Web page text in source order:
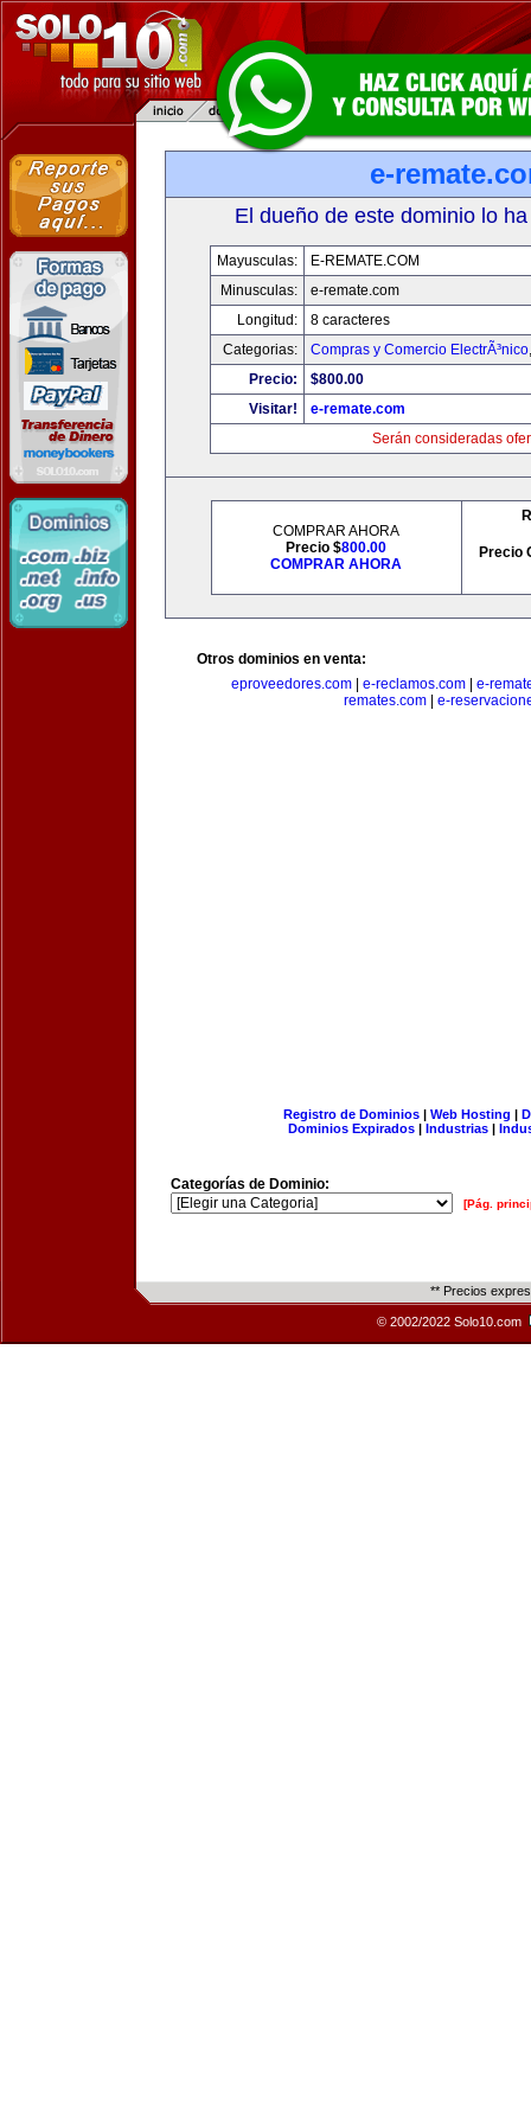
e-
El dueño de este dominio lo
Mayusculas:
E-REMATE.COM
Minusculas:
e-remate.com
Longitud:
8 caracteres
Categorias:
Compras y Comercio ElectrÃ³nico
Precio:
$800.00
Visitar!
e-remate.com
Serán consideradas
COMPRAR AHORA
Precio $800.00
COMPRAR AHORA
Precio
Otros dominios en venta:
eproveedores.com
e-reclamos.com
e-
remates.com| e-
Registro de Dominios| Web Hosting |
Dominios Expirados | Industrias |
Categorías de Dominio:
[Pág.
** Precios
© 2002/2022 Solo10.com